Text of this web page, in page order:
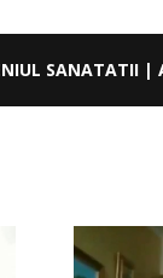
SANATATII |